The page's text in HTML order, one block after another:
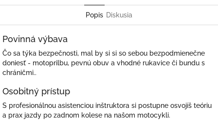
Popis Diskusia
Povinná výbava
Čo sa týka bezpečnosti, mal by si si so sebou bezpodmienečne
doniesť - motoprilbu, pevnú obuv a vhodné rukavice či bundu s
chráničmi..
Osobitný prístup
S profesionálnou asistenciou inštruktora si postupne osvojíš teóriu
a prax jazdy po zadnom kolese na našom motocykli.